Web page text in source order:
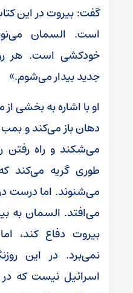
گفت: بیروت در این
است. السمان
خودکشی است. هر
جدید بیدار می‌شوم.»
او با اشاره به بخشی
دهان باز می‌کند و
می‌شکند و راه رفتن
طوری گریه می‌کند
می‌شنوند. اما درست
می‌افتد. السمان به
بیروت دفاع کند،
نمی‌برد. در این
اسرائیل نیست که